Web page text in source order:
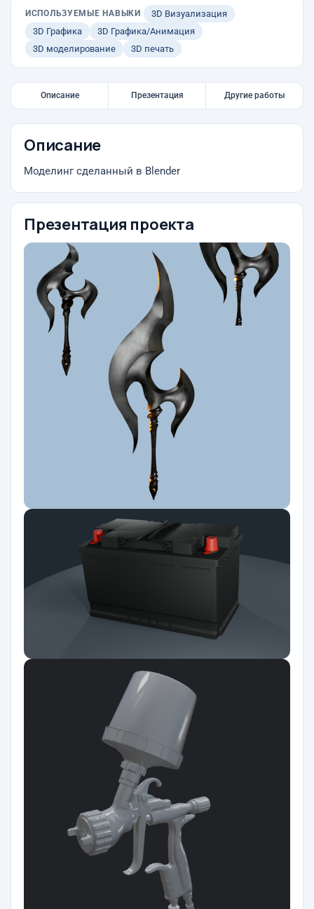
ИСПОЛЬЗУЕМЫЕ НАВЫКИ
3D Визуализация
3D Графика
3D Графика/Анимация
3D моделирование
3D печать
Описание Презентация Другие работы
Описание
Моделинг сделанный в Blender
Презентация проекта